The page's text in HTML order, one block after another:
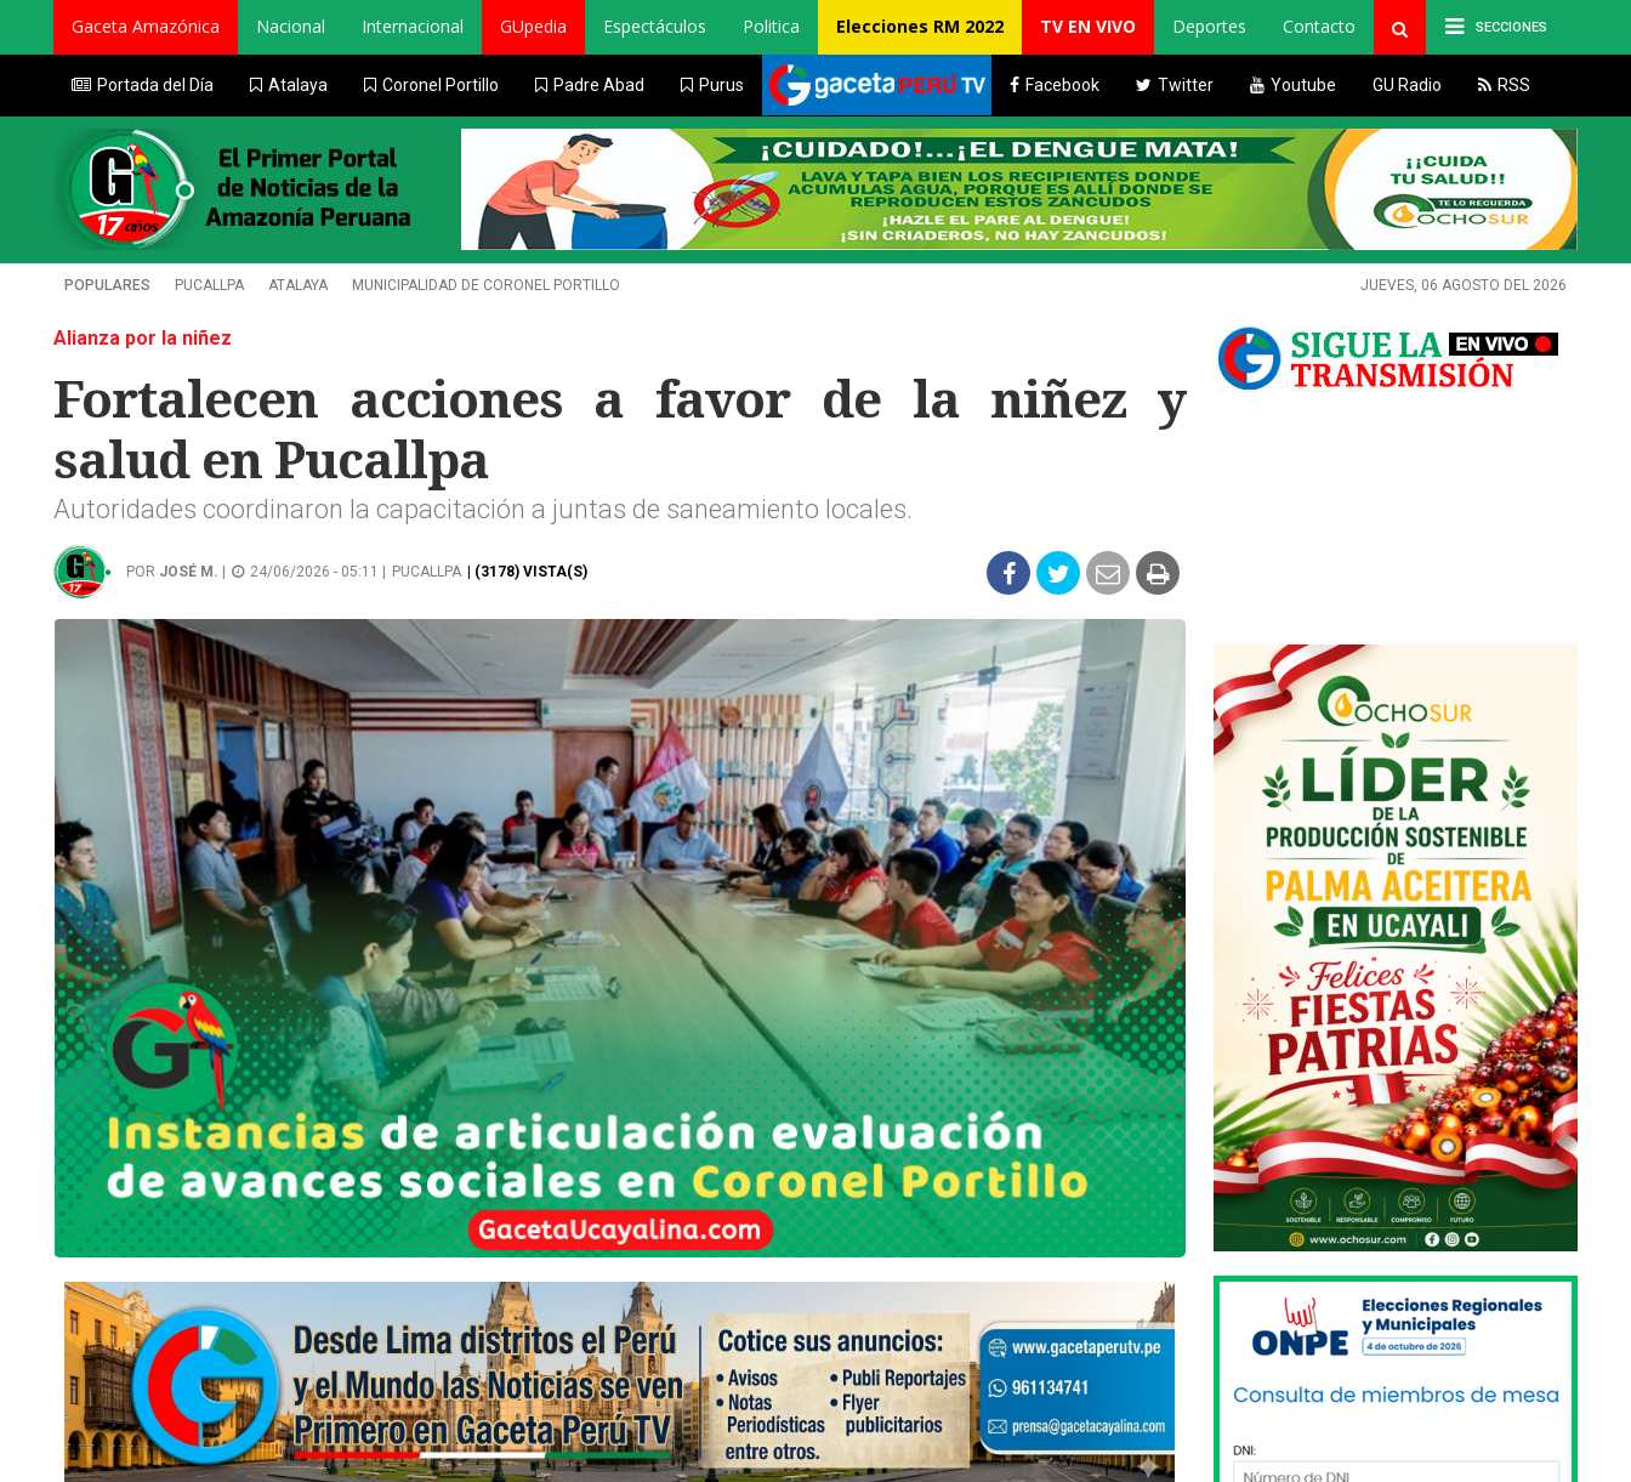
SECCIONES
Gaceta Amazónica Nacional Internacional GUpedia Espectáculos Politica Elecciones RM 2022 TV EN VIVO Deportes Contacto
Portada del Día Atalaya Coronel Portillo Padre Abad Purus Facebook Twitter Youtube GU Radio RSS
POPULARES PUCALLPA ATALAYA MUNICIPALIDAD DE CORONEL PORTILLO JUEVES, 06 AGOSTO DEL 2026
Alianza por la niñez
Fortalecen acciones a favor de la niñez y
salud en Pucallpa
Autoridades coordinaron la capacitación a juntas de saneamiento locales.
POR JOSÉ M. 24/06/2026 - 05:11 | PUCALLPA | (3178) VISTA(S)